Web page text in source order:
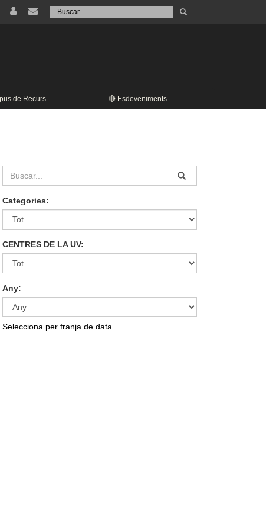
Buscar
Tramet
de Recurs 🔴 Esdeveniments
Categories:
CENTRES DE LA UV:
Any:
Selecciona per franja de data